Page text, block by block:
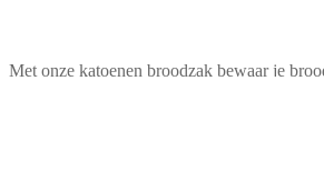
Met onze katoenen broodzak bewaar je